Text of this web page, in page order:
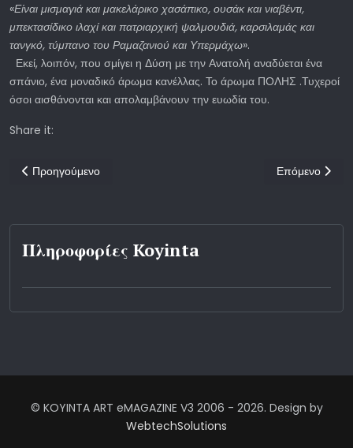
«Είναι μισμαγιά και μακελάρικο χασάπικο, ουσάκ και νιαβέντι,
μπεκτασίδικο ιλαχί και πατριαρχική ψαλμουδιά, καρσιλαμάς και
τανγκό, τύμπανο του Ραμαζανιού και Υπερμάχω».
Εκεί, λοιπόν, που σμίγει η Δύση με την Ανατολή αναδύεται ένα
σπάνιο, ένα μοναδικό άρωμα κανέλλας. Το άρωμα ΠΟΛΗΣ .Τυχεροί
όσοι αισθάνονται και απολαμβάνουν την ευωδία του.
Share it:
Προηγούμενο άρθρο: PALYRRIA - “methexy”
Προηγούμενο Επόμενο
Επόμενο
Πληροφορίες Koyinta
© KOYINTA ART eMAGAZINE V3 2006 - 2026. Design by
WebtechSolutions